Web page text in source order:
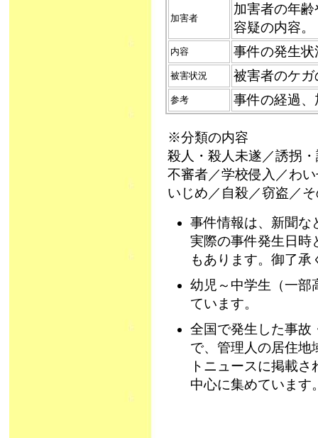
加害者
加害者の年
容疑の内容。
内容 事件の発生
被害状況 被害者のケ
参考 事件の経過
※分類の内容
殺人・殺人未遂／誘拐
不審者／学校侵入／わ
いじめ／自殺／窃盗／
事件情報は、新聞な
実際の事件発生日時
もあります。御了承
幼児～中学生（一部
ています。
全国で発生した事故
で、管理人の居住地
トニュースに掲載
中心に集めています